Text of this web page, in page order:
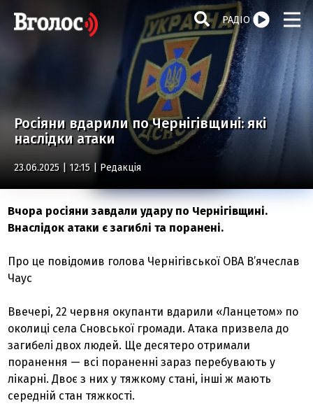
РАДІО
Росіяни вдарили по Чернігівщині: які
наслідки атаки
23.06.2025 | 12:15 | Редакція
Вчора росіяни завдали удару по Чернігівщині.
Внаслідок атаки є загиблі та поранені.
Про це повідомив голова Чернігівської ОВА В’ячеслав
Чаус
Ввечері, 22 червня окупанти вдарили «Ланцетом» по
околиці села Сновської громади. Атака призвела до
загибелі двох людей. Ще десятеро отримали
поранення — всі пораненні зараз перебувають у
лікарні. Двоє з них у тяжкому стані, інші ж мають
середній стан тяжкості.